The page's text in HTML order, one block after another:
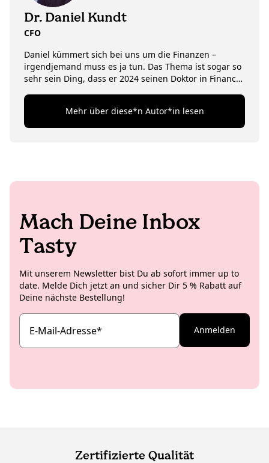
Dr. Daniel Kundt
CFO
Daniel kümmert sich bei uns um die Finanzen –
irgendjemand muss es ja tun. Das Thema ist sogar so
sehr sein Ding, dass er 2024 seinen Doktor in Finance
Snacks hat Dr. Daniel auch noch andere Passionen:
Wenn unser CFO nicht gerade Finanzierungsrunden
rockt oder mit seinem Team trockene Excel-Tabellen
Mehr über diese*n Autor*in lesen
Mach Deine Inbox
Tasty
Mit unserem Newsletter bist Du ab sofort immer up to
date. Melde Dich jetzt an und sicher Dir 5 % Rabatt auf
Deine nächste Bestellung!
E-Mail-Adresse* Anmelden
Zertifizierte Qualität